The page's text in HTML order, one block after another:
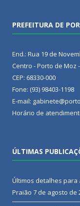
PREFEITURA DE
End.: Rua 19 de
Centro - Porto de Moz
CEP: 68330-000
Fone: (93) 98403-1198
E-mail:
Horário de
ÚLTIMAS
Últimos detalhes para
Praião 7 de agosto de